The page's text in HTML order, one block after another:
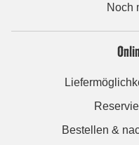
Noch
Bestellen &